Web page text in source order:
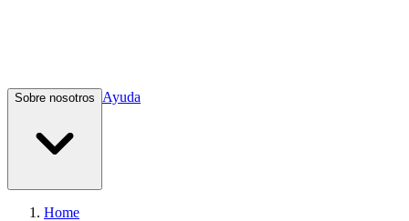
Sobre nosotros Ayuda
Home